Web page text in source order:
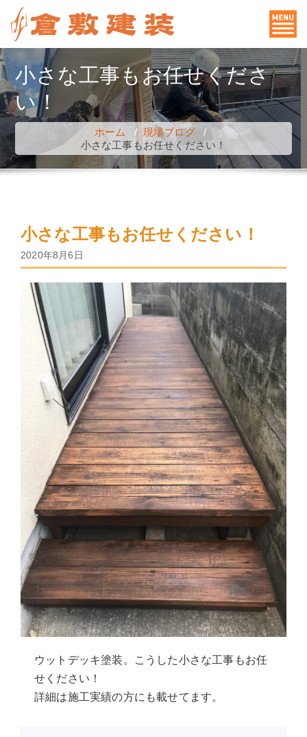
テ
ン
ツ
へ
ス
キ
ッ
プ
小さな工事もお任せくださ
い！
ホーム / 現場ブログ/
小さな工事もお任せください！
小さな工事もお任せください！
2020年8月6日
ウットデッキ塗装。こうした小さな工事もお任
せください！
詳細は施工実績の方にも載せてます。